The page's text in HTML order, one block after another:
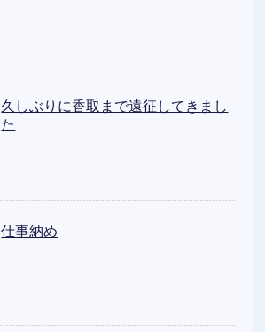
久しぶりに香取まで遠征してきまし
た
仕事納め